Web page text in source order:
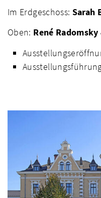
Im Erdgeschoss: Sarah
Oben: René